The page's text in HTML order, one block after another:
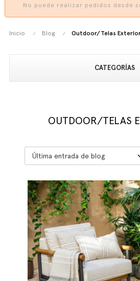
No puede realizar pedidos desde
Inicio Blog Outdoor/Telas
CATEGORÍAS
OUTDOOR/TELAS